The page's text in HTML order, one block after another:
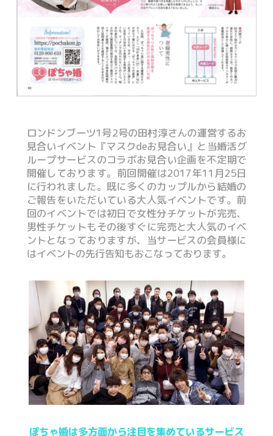
ロンドンブーツ1号2号の田村淳さんの運営するお
見合いイベント『マスクdeお見合い』と当婚活グ
ループサービスのコラボお見合い企画を不定期で
開催しております。前回開催は2017年11月25日
に行われました。既に多くのカップルから結婚の
ご報告をいただいている大人気イベントです。前
回のイベントでは初日で女性分チケットが完売、
男性チケットもその後すぐに完売と大人気のイベ
ントとなっておりますが、当サービスの会員様に
はイベントの先行告知もおこなっております。
ぽちゃ婚は多方面から注目を集めているサービス